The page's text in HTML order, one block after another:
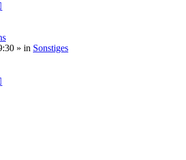
» in Sonstiges